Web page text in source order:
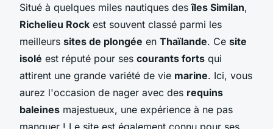
Situé à quelques miles nautiques desîles Similan,
Richelieu Rock est souvent classé parmi les
meilleurs sites de plongée en Thaïlande. Ce site
isolé est réputé pour ses courants forts qui
attirent une grande variété de vie marine. Ici, vous
aurez l'occasion de nager avec des requins
baleines majestueux, une expérience à ne pas
manquer ! Le site est également connu pour ses